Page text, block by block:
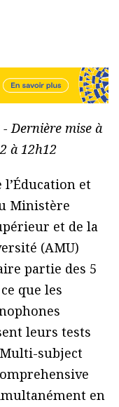
Dernière mise à
à 12h12
et
Ministère
et de la
(AMU)
partie des 5
que les
leurs tests
Multi-subject
en